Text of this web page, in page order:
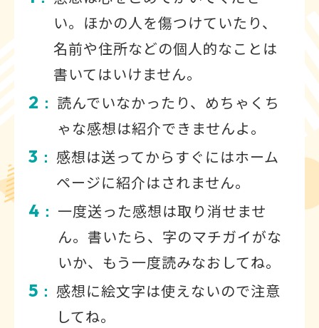
い。ほかの人を傷つけていたり、
名前や住所などの個人的なことは
書いてはいけません。
2 ： 読んでいなかったり、めちゃくち
ゃな感想は紹介できませんよ。
3 ： 感想は送ってからすぐにはホーム
ページに紹介はされません。
4 ： 一度送った感想は取り消せませ
ん。書いたら、字のマチガイがな
いか、もう一度読みなおしてね。
5 ： 感想に絵文字は使えないので注意
してね。